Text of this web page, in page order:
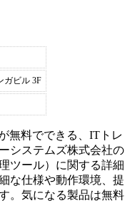
ガビル 3F
無料でできる、ITトレ
システムズ株式会社の
ツール）に関する詳細
な仕様や動作環境、提
。気になる製品は無料